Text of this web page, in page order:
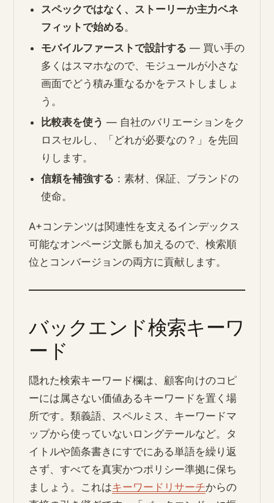
スペックではなく、ストーリーか主力ベネ
フィットで始める。
モバイルファーストで設計する — 買い手の
多くはスマホなので、モジュールが小さな
画面でどう積み重なるかをテストしましょ
う。
比較表を使う — 自社のバリエーションをク
ロスセルし、「どれが必要なの？」を先回
りします。
信頼を補強する ：素材、保証、ブランドの
使命。
A+コンテンツは関連性を支えるインデックス
可能なオンページ文脈も加えるので、検索順
位とコンバージョンの両方に貢献します。
バックエンド検索キーワ
ード
隠れた検索キーワード欄は、顧客向けのコピ
ーには属さない価値あるキーワードを置く場
所です。類義語、スペルミス、キーワードマ
ップから使っていないロングテールなど。タ
イトルや箇条書きにすでにある単語を繰り返
さず、すべてを真実かつポリシー準拠に保ち
ましょう。これはキーワードリサーチからの